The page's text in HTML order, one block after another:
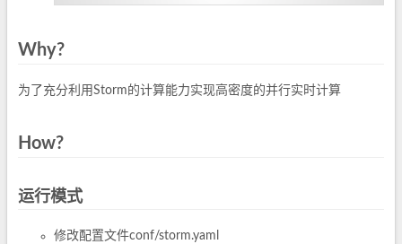
Why?
为了充分利用Storm的计算能力实现高密度的并行实时计算
How?
运行模式
修改配置文件conf/storm.yaml